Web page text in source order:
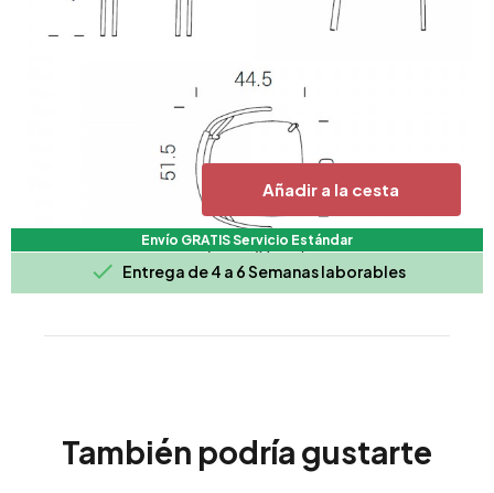
Añadir a la cesta
Envío GRATIS Servicio Estándar
 Entrega de 4 a 6 Semanas laborables
También podría gustarte